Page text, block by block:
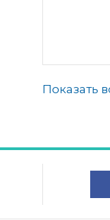
Показать